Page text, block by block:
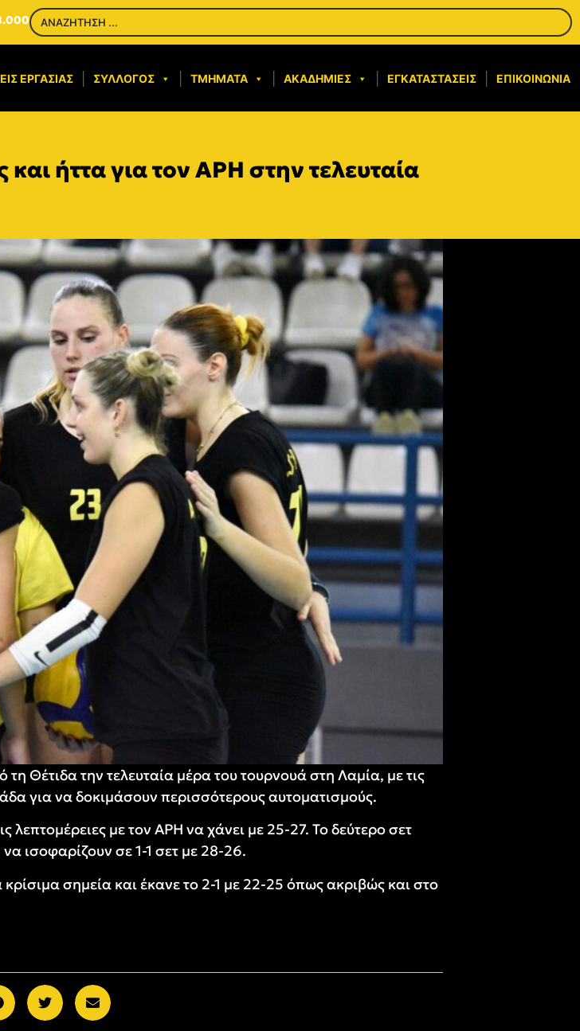
ΕΡΓΑΣΊΑΣ ΣΎΛΛΟΓΟΣ ΤΜΉΜΑΤΑ ΑΚΑΔΗΜΊΕΣ ΕΓΚΑΤΑΣΤΆΣΕΙΣ ΕΠΙΚΟΙΝΩΝΊΑ
ήττα για τον ΑΡΗ στην τελευταία
Θέτιδα την τελευταία μέρα του τουρνουά στη Λαμία, με τις
για να δοκιμάσουν περισσότερους αυτοματισμούς.
λεπτομέρειες με τον ΑΡΗ να χάνει με 25-27. Το δεύτερο σετ
να ισοφαρίζουν σε 1-1 σετ με 28-26.
σημεία και έκανε το 2-1 με 22-25 όπως ακριβώς και στο